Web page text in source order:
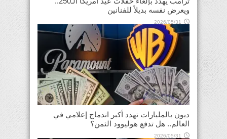
ويعرض نفسه بديلاً للفنانين
2026/05/31
ديون بالمليارات تهدد أكبر اندماج إعلامي في
العالم.. هل تدفع هوليوود الثمن؟
2026/05/31